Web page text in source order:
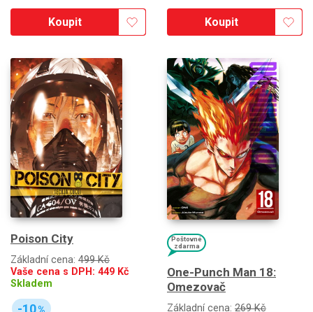
Koupit Koupit
Poison City
Základní cena: 499 Kč
Vaše cena s DPH: 449 Kč
Skladem
-10
Poštovné
zdarma
One-Punch Man 18:
Omezovač
Základní cena: 269 Kč